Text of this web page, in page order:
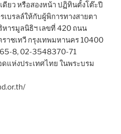
ดียว หรือสองหน้า ปฏิทินตั้งโต๊ะปี
เบรลล์ให้กับผู้พิการทางสายตา
ารมูลนิธิฯ เลขที่ 420 ถนน
าชเทวี กรุงเทพมหานคร 10400
8, 02-3548370-71
แห่งประเทศไทย ในพระบรม